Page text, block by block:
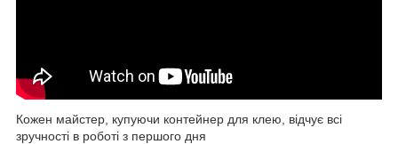
Кожен майстер, купуючи контейнер для клею, відчує всі
зручності в роботі з першого дня